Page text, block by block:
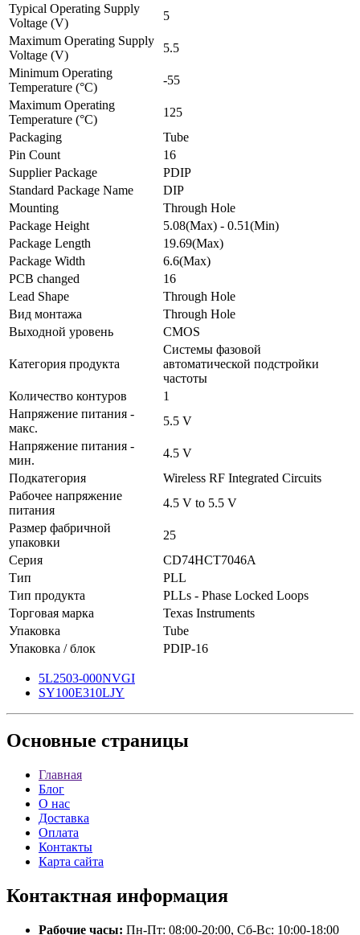
Typical Operating Supply
Voltage (V)
5
Maximum Operating Supply
Voltage (V)
5.5
Minimum Operating
Temperature (°C)
-55
Maximum Operating
Temperature (°C)
125
Packaging
Tube
Pin Count
16
Supplier Package
PDIP
Standard Package Name
DIP
Mounting
Through Hole
Package Height
5.08(Max) - 0.51(Min)
Package Length
19.69(Max)
Package Width
6.6(Max)
PCB changed
16
Lead Shape
Through Hole
Вид монтажа
Through Hole
Выходной уровень
CMOS
Категория продукта
Системы фазовой
автоматической подстройки
частоты
Количество контуров
1
Напряжение питания -
макс.
5.5 V
Напряжение питания -
мин.
4.5 V
Подкатегория
Wireless RF Integrated Circuits
Рабочее напряжение
питания
4.5 V to 5.5 V
Размер фабричной
упаковки
25
Серия
CD74HCT7046A
Тип
PLL
Тип продукта
PLLs - Phase Locked Loops
Торговая марка
Texas Instruments
Упаковка
Tube
Упаковка / блок
PDIP-16
5L2503-000NVGI
SY100E310LJY
Основные страницы
Главная
Блог
О нас
Доставка
Оплата
Контакты
Карта сайта
Контактная информация
Рабочие часы: Пн-Пт: 08:00-20:00, Сб-Вс: 10:00-18:00